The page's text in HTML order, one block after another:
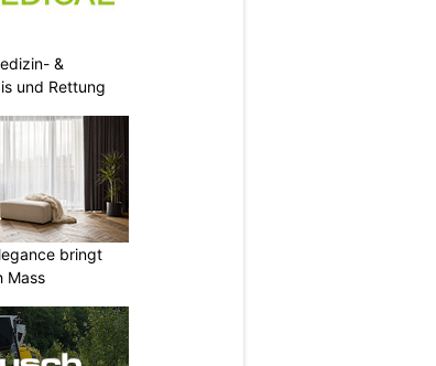
&
und Rettung
bringt
Mass